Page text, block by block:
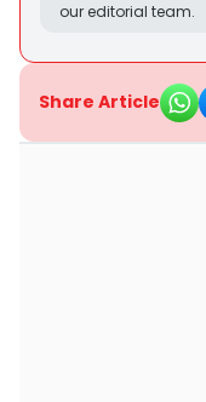
our editorial team.
Share Article